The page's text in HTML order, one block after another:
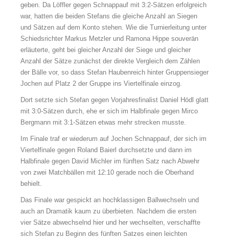
geben. Da Löffler gegen Schnappauf mit 3:2-Sätzen erfolgreich
war, hatten die beiden Stefans die gleiche Anzahl an Siegen
und Sätzen auf dem Konto stehen. Wie die Turnierleitung unter
Schiedsrichter Markus Metzler und Ramona Hippe souverän
erläuterte, geht bei gleicher Anzahl der Siege und gleicher
Anzahl der Sätze zunächst der direkte Vergleich dem Zählen
der Bälle vor, so dass Stefan Haubenreich hinter Gruppensieger
Jochen auf Platz 2 der Gruppe ins Viertelfinale einzog.
Dort setzte sich Stefan gegen Vorjahresfinalist Daniel Hödl glatt
mit 3:0-Sätzen durch, ehe er sich im Halbfinale gegen Mirco
Bergmann mit 3:1-Sätzen etwas mehr strecken musste.
Im Finale traf er wiederum auf Jochen Schnappauf, der sich im
Viertelfinale gegen Roland Baierl durchsetzte und dann im
Halbfinale gegen David Michler im fünften Satz nach Abwehr
von zwei Matchbällen mit 12:10 gerade noch die Oberhand
behielt.
Das Finale war gespickt an hochklassigen Ballwechseln und
auch an Dramatik kaum zu überbieten. Nachdem die ersten
vier Sätze abwechselnd hier und her wechselten, verschaffte
sich Stefan zu Beginn des fünften Satzes einen leichten